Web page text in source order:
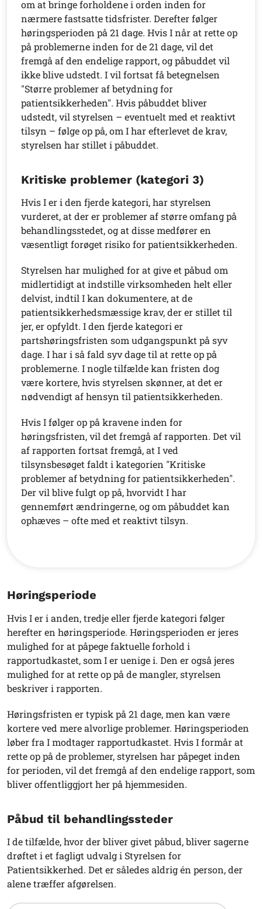
om at bringe forholdene i orden inden for
nærmere fastsatte tidsfrister. Derefter følger
høringsperioden på 21 dage. Hvis I når at rette op
på problemerne inden for de 21 dage, vil det
fremgå af den endelige rapport, og påbuddet vil
ikke blive udstedt. I vil fortsat få betegnelsen
"Større problemer af betydning for
patientsikkerheden". Hvis påbuddet bliver
udstedt, vil styrelsen – eventuelt med et reaktivt
tilsyn – følge op på, om I har efterlevet de krav,
styrelsen har stillet i påbuddet.
Kritiske problemer (kategori 3)
Hvis I er i den fjerde kategori, har styrelsen
vurderet, at der er problemer af større omfang på
behandlingsstedet, og at disse medfører en
væsentligt forøget risiko for patientsikkerheden.
Styrelsen har mulighed for at give et påbud om
midlertidigt at indstille virksomheden helt eller
delvist, indtil I kan dokumentere, at de
patientsikkerhedsmæssige krav, der er stillet til
jer, er opfyldt. I den fjerde kategori er
partshøringsfristen som udgangspunkt på syv
dage. I har i så fald syv dage til at rette op på
problemerne. I nogle tilfælde kan fristen dog
være kortere, hvis styrelsen skønner, at det er
nødvendigt af hensyn til patientsikkerheden.
Hvis I følger op på kravene inden for
høringsfristen, vil det fremgå af rapporten. Det vil
af rapporten fortsat fremgå, at I ved
tilsynsbesøget faldt i kategorien "Kritiske
problemer af betydning for patientsikkerheden".
Der vil blive fulgt op på, hvorvidt I har
gennemført ændringerne, og om påbuddet kan
ophæves – ofte med et reaktivt tilsyn.
Høringsperiode
Hvis I er i anden, tredje eller fjerde kategori følger
herefter en høringsperiode. Høringsperioden er jeres
mulighed for at påpege faktuelle forhold i
rapportudkastet, som I er uenige i. Den er også jeres
mulighed for at rette op på de mangler, styrelsen
beskriver i rapporten.
Høringsfristen er typisk på 21 dage, men kan være
kortere ved mere alvorlige problemer. Høringsperioden
løber fra I modtager rapportudkastet. Hvis I formår at
rette op på de problemer, styrelsen har påpeget inden
for perioden, vil det fremgå af den endelige rapport, som
bliver offentliggjort her på hjemmesiden.
Påbud til behandlingssteder
I de tilfælde, hvor der bliver givet påbud, bliver sagerne
drøftet i et fagligt udvalg i Styrelsen for
Patientsikkerhed. Det er således aldrig én person, der
alene træffer afgørelsen.